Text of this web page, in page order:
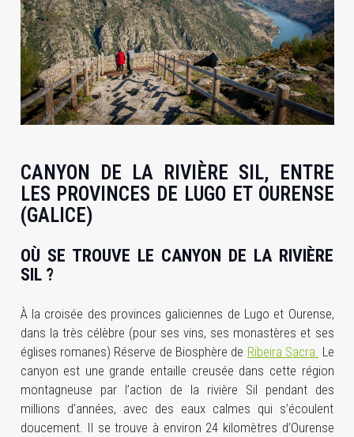
CANYON DE LA RIVIÈRE SIL, ENTRE
LES PROVINCES DE LUGO ET OURENSE
(GALICE)
OÙ SE TROUVE LE CANYON DE LA RIVIÈRE
SIL ?
À la croisée des provinces galiciennes de Lugo et Ourense,
dans la très célèbre (pour ses vins, ses monastères et ses
églises romanes) Réserve de Biosphère de Ribeira Sacra. Le
canyon est une grande entaille creusée dans cette région
montagneuse par l’action de la rivière Sil pendant des
millions d’années, avec des eaux calmes qui s’écoulent
doucement. Il se trouve à environ 24 kilomètres d’Ourense